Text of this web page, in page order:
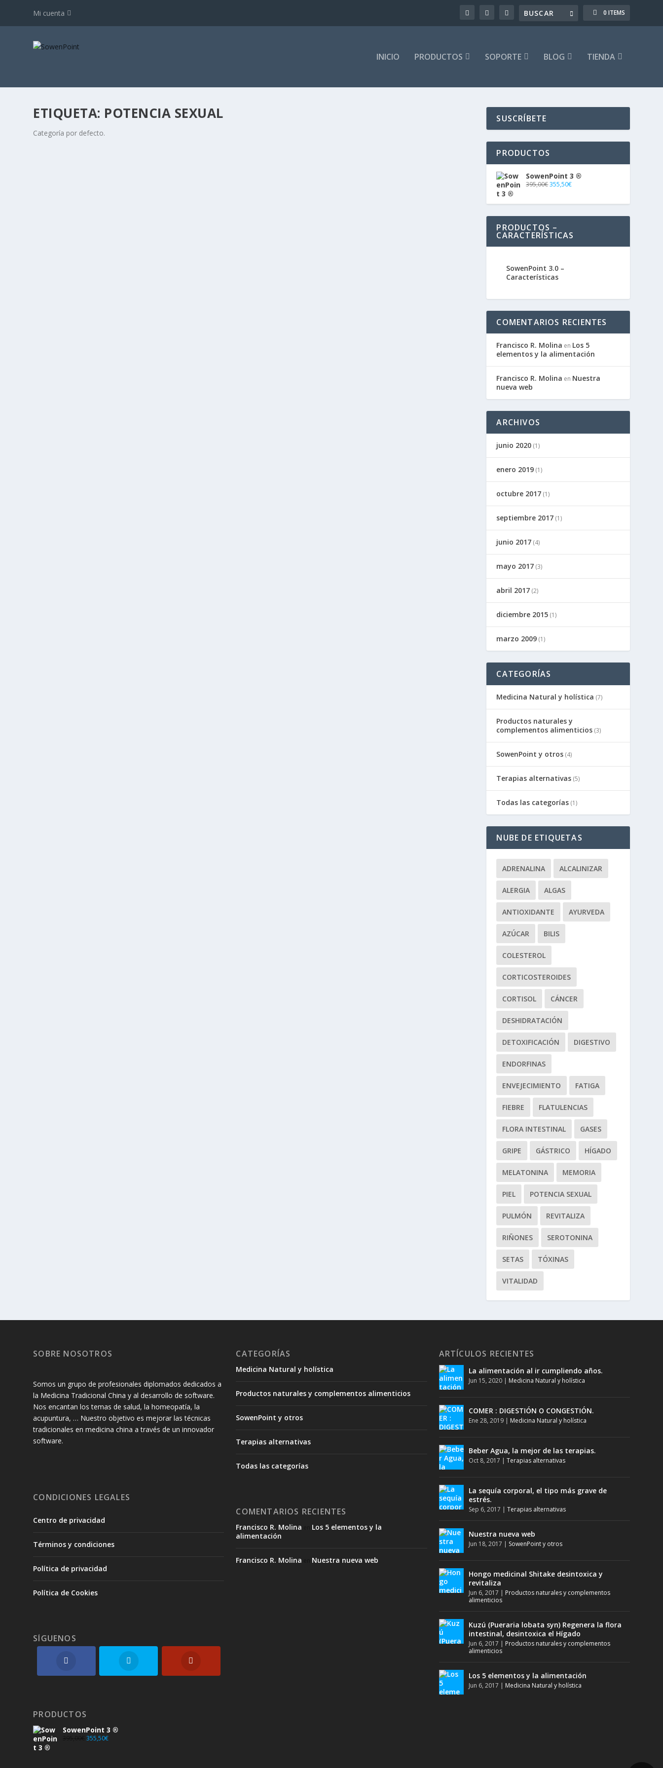
Mi cuenta 0 ITEMS
INICIO PRODUCTOS SOPORTE BLOG TIENDA
ETIQUETA: POTENCIA SEXUAL
Categoría por defecto.
SUSCRÍBETE
PRODUCTOS
SowenPoint 3 ®
395,00€355,50€
PRODUCTOS –
CARACTERÍSTICAS
SowenPoint 3.0 –
Características
COMENTARIOS RECIENTES
Francisco R. Molina en Los 5
elementos y la alimentación
Francisco R. Molina en Nuestra
nueva web
ARCHIVOS
junio 2020 (1)
enero 2019 (1)
octubre 2017 (1)
septiembre 2017 (1)
junio 2017 (4)
mayo 2017 (3)
abril 2017 (2)
diciembre 2015 (1)
marzo 2009 (1)
CATEGORÍAS
Medicina Natural y holística (7)
Productos naturales y
complementos alimenticios (3)
SowenPoint y otros (4)
Terapias alternativas (5)
Todas las categorías (1)
NUBE DE ETIQUETAS
ADRENALINA ALCALINIZAR
ALERGIA ALGAS
ANTIOXIDANTE AYURVEDA
AZÚCAR BILIS
COLESTEROL
CORTICOSTEROIDES
CORTISOL CÁNCER
DESHIDRATACIÓN
DETOXIFICACIÓN DIGESTIVO
ENDORFINAS
ENVEJECIMIENTO FATIGA
FIEBRE FLATULENCIAS
FLORA INTESTINAL GASES
GRIPE GÁSTRICO HÍGADO
MELATONINA MEMORIA
PIEL POTENCIA SEXUAL
PULMÓN REVITALIZA
RIÑONES SEROTONINA
SETAS TÓXINAS
VITALIDAD
SOBRE NOSOTROS
Somos un grupo de profesionales diplomados dedicados a
la Medicina Tradicional China y al desarrollo de software.
Nos encantan los temas de salud, la homeopatía, la
acupuntura, … Nuestro objetivo es mejorar las técnicas
tradicionales en medicina china a través de un innovador
software.
CONDICIONES LEGALES
Centro de privacidad
Términos y condiciones
Política de privacidad
Política de Cookies
SÍGUENOS
PRODUCTOS
SowenPoint 3 ®
395,00€ 355,50€
CATEGORÍAS
Medicina Natural y holística
Productos naturales y complementos alimenticios
SowenPoint y otros
Terapias alternativas
Todas las categorías
COMENTARIOS RECIENTES
Francisco R. Molina
Los 5 elementos y la
alimentación
Francisco R. Molina Nuestra nueva web
ARTÍCULOS RECIENTES
La alimentación al ir cumpliendo años.
Jun 15, 2020| Medicina Natural y holística
COMER : DIGESTIÓN O CONGESTIÓN.
Ene 28, 2019| Medicina Natural y holística
Beber Agua, la mejor de las terapias.
Oct 8, 2017 | Terapias alternativas
La sequía corporal, el tipo más grave de
estrés.
Sep 6, 2017 | Terapias alternativas
Nuestra nueva web
Jun 18, 2017 | SowenPoint y otros
Hongo medicinal Shitake desintoxica y
revitaliza
Jun 6, 2017 | Productos naturales y complementos
alimenticios
Kuzú (Pueraria lobata syn) Regenera la flora
intestinal, desintoxica el Hígado
Jun 6, 2017 | Productos naturales y complementos
alimenticios
Los 5 elementos y la alimentación
Jun 6, 2017 | Medicina Natural y holística